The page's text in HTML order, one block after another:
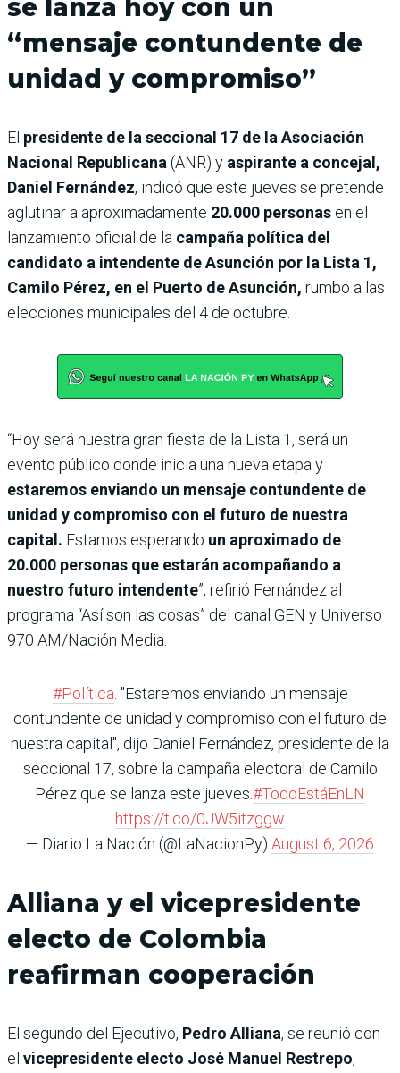
se lanza hoy con un
“mensaje contundente de
unidad y compromiso”
El presidente de la seccional 17 de la Asociación
Nacional Republicana (ANR) y aspirante a concejal,
Daniel Fernández, indicó que este jueves se pretende
aglutinar a aproximadamente 20.000 personas en el
lanzamiento oficial de la campaña política del
candidato a intendente de Asunción por la Lista 1,
Camilo Pérez, en el Puerto de Asunción, rumbo a las
elecciones municipales del 4 de octubre.
“Hoy será nuestra gran fiesta de la Lista 1, será un
evento público donde inicia una nueva etapa y
estaremos enviando un mensaje contundente de
unidad y compromiso con el futuro de nuestra
capital. Estamos esperando un aproximado de
20.000 personas que estarán acompañando a
nuestro futuro intendente”, refirió Fernández al
programa “Así son las cosas” del canal GEN y Universo
970 AM/Nación Media.
#Política . "Estaremos enviando un mensaje
contundente de unidad y compromiso con el futuro de
nuestra capital", dijo Daniel Fernández, presidente de la
seccional 17, sobre la campaña electoral de Camilo
Pérez que se lanza este jueves.#TodoEstáEnLN
https://t.co/0JW5itzggw
— Diario La Nación (@LaNacionPy) August 6, 2026
Alliana y el vicepresidente
electo de Colombia
reafirman cooperación
El segundo del Ejecutivo, Pedro Alliana, se reunió con
el vicepresidente electo José Manuel Restrepo,